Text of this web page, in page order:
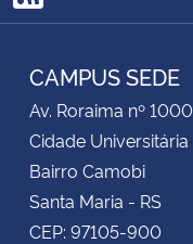
RSS
CAMPUS SEDE
Av. Roraima nº 1000
Cidade Universitária
Bairro Camobi
Santa Maria - RS
CEP: 97105-900